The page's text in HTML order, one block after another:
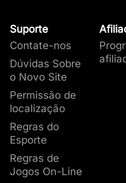
Suporte
Contate-nos
Dúvidas Sobre
o Novo Site
Permissão de
localização
Regras do
Esporte
Regras de
Jogos On-Line